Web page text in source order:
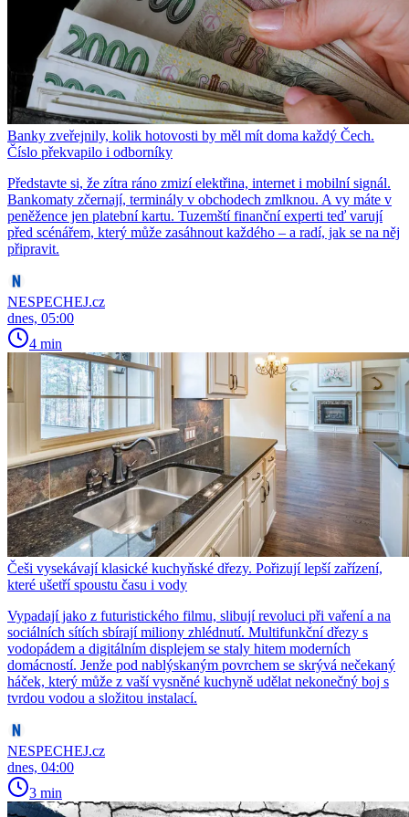
Banky zveřejnily, kolik hotovosti by měl mít doma každý Čech.
Číslo překvapilo i odborníky
Představte si, že zítra ráno zmizí elektřina, internet i mobilní signál.
Bankomaty zčernají, terminály v obchodech zmlknou. A vy máte v
peněžence jen platební kartu. Tuzemští finanční experti teď varují
před scénářem, který může zasáhnout každého – a radí, jak se na něj
připravit.
NESPECHEJ.cz
dnes, 05:00
4 min
Češi vysekávají klasické kuchyňské dřezy. Pořizují lepší zařízení,
které ušetří spoustu času i vody
Vypadají jako z futuristického filmu, slibují revoluci při vaření a na
sociálních sítích sbírají miliony zhlédnutí. Multifunkční dřezy s
vodopádem a digitálním displejem se staly hitem moderních
domácností. Jenže pod nablýskaným povrchem se skrývá nečekaný
háček, který může z vaší vysněné kuchyně udělat nekonečný boj s
tvrdou vodou a složitou instalací.
NESPECHEJ.cz
dnes, 04:00
3 min